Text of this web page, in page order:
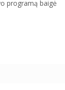
programą baigė